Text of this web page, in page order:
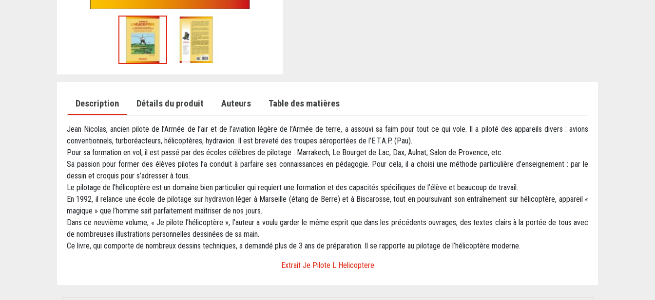
Description Détails du produit Auteurs Table des matières
Jean Nicolas, ancien pilote de l’Armée de l’air et de l’aviation légère de l’Armée de terre, a assouvi sa faim pour tout ce qui vole. Il a piloté des appareils divers : avions
conventionnels, turboréacteurs, hélicoptères, hydravion. Il est breveté des troupes aéroportées de l’E.T.A.P. (Pau).
Pour sa formation en vol, il est passé par des écoles célèbres de pilotage : Marrakech, Le Bourget de Lac, Dax, Aulnat, Salon de Provence, etc.
Sa passion pour former des élèves pilotes l’a conduit à parfaire ses connaissances en pédagogie. Pour cela, il a choisi une méthode particulière d’enseignement : par le
dessin et croquis pour s’adresser à tous.
Le pilotage de l’hélicoptère est un domaine bien particulier qui requiert une formation et des capacités spécifiques de l’élève et beaucoup de travail.
En 1992, il relance une école de pilotage sur hydravion léger à Marseille (étang de Berre) et à Biscarosse, tout en poursuivant son entraînement sur hélicoptère, appareil «
magique » que l’homme sait parfaitement maîtriser de nos jours.
Dans ce neuvième volume, « Je pilote l’hélicoptère », l’auteur a voulu garder le même esprit que dans les précédents ouvrages, des textes clairs à la portée de tous avec
de nombreuses illustrations personnelles dessinées de sa main.
Ce livre, qui comporte de nombreux dessins techniques, a demandé plus de 3 ans de préparation. Il se rapporte au pilotage de l’hélicoptère moderne.
Extrait Je Pilote L Helicoptere